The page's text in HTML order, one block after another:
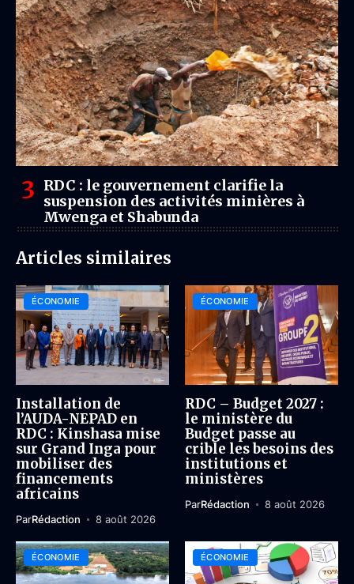
RDC : le gouvernement clarifie la
suspension des activités minières à
Mwenga et Shabunda
Articles similaires
ÉCONOMIE
Installation de
l’AUDA-NEPAD en
RDC : Kinshasa mise
sur Grand Inga pour
mobiliser des
financements
africains
ParRédaction 8 août 2026
ÉCONOMIE
RDC – Budget 2027 :
le ministère du
Budget passe au
crible les besoins des
institutions et
ministères
ParRédaction 8 août 2026
ÉCONOMIE ÉCONOMIE